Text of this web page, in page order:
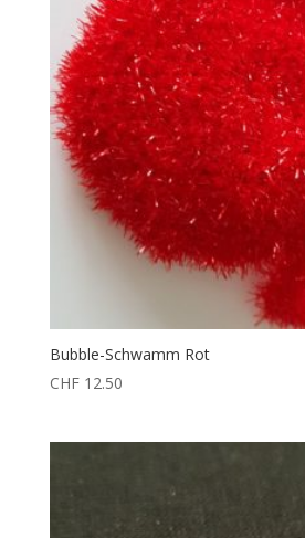
Bubble-Schwamm Rot
CHF12.50